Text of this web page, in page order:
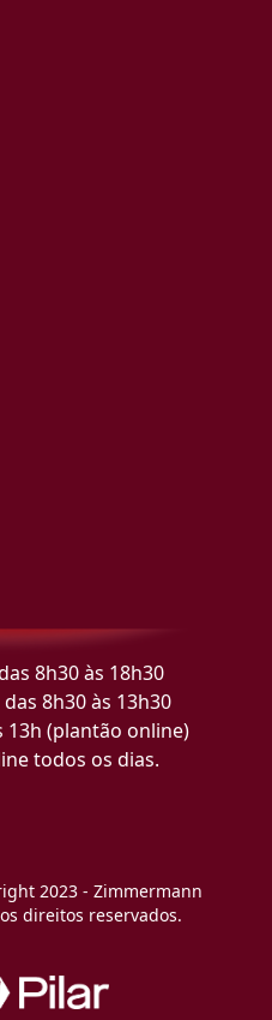
8h30 às 18h30
8h30 às 13h30
13h (plantão online)
todos os dias.
2023 - Zimmermann
direitos reservados.